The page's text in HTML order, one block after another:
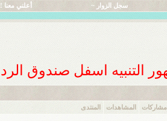
سجل الزوار ~ أعلني معنا !
التنبيه اسفل صندوق الرد
مشاركات المشاهدات المنتدى